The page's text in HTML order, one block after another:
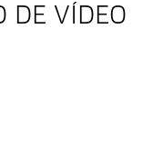
DE VÍDEO